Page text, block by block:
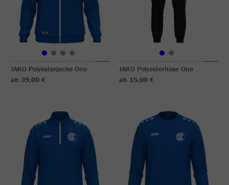
JAKO Polyesterjacke One
ab 39,00 €
JAKO Polyesterhose One
ab 15,00 €